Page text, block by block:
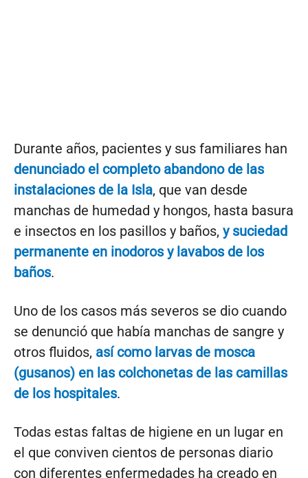
Durante años, pacientes y sus familiares han
denunciado el completo abandono de las
instalaciones de la Isla, que van desde
manchas de humedad y hongos, hasta basura
e insectos en los pasillos y baños, y suciedad
permanente en inodoros y lavabos de los
baños.
Uno de los casos más severos se dio cuando
se denunció que había manchas de sangre y
otros fluidos, así como larvas de mosca
(gusanos) en las colchonetas de las camillas
de los hospitales.
Todas estas faltas de higiene en un lugar en
el que conviven cientos de personas diario
con diferentes enfermedades ha creado en